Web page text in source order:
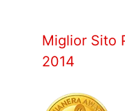
Miglior Sito
2014